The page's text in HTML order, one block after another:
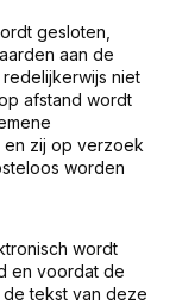
gesloten,
aan de
niet
afstand wordt
en zij op verzoek
worden
wordt
en voordat de
tekst van deze